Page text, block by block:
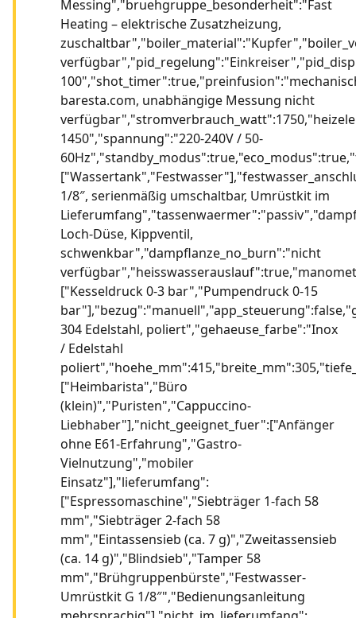
Messing","bruehgruppe_besonderheit":"Fast
Heating – elektrische Zusatzheizung,
baresta.com, unabhängige Messung nicht
1450","spannung":"220-240V / 50-
1/8″, serienmäßig umschaltbar, Umrüstkit im
Loch-Düse, Kippventil,
schwenkbar","dampflanze_no_burn":"nicht
["Kesseldruck 0-3 bar","Pumpendruck 0-15
304 Edelstahl, poliert","gehaeuse_farbe":"Inox
/ Edelstahl
["Heimbarista","Büro
(klein)","Puristen","Cappuccino-
Liebhaber"],"nicht_geeignet_fuer":["Anfänger
ohne E61-Erfahrung","Gastro-
Vielnutzung","mobiler
Einsatz"],"lieferumfang":
["Espressomaschine","Siebträger 1-fach 58
mm","Siebträger 2-fach 58
mm","Eintassensieb (ca. 7 g)","Zweitassensieb
(ca. 14 g)","Blindsieb","Tamper 58
mm","Brühgruppenbürste","Festwasser-
Umrüstkit G 1/8″","Bedienungsanleitung